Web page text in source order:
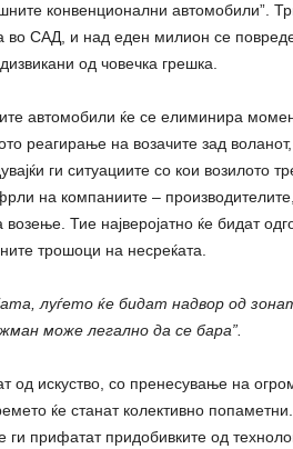
конвенционални автомобили”.
во САД, и над еден милион се
од човечка грешка.
автомобили ќе се елиминира
реагирање на возачите зад
ги ситуациите со кои возилото
на компаниите –
возење. Тие најверојатно ќе бидат
трошоци на несреќата.
луѓето ќе бидат надвор од
може легално да се бара”.
од искуство, со пренесување на
ќе станат колективно
ги прифатат придобивките од